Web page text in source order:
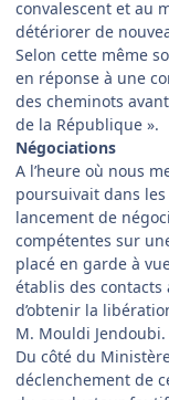
convalescent et au
détériorer de
Selon cette même
en réponse à une
des cheminots
de la République ».
Négociations
A l’heure où nous
poursuivait dans
lancement de
compétentes sur
placé en garde à
établis des contacts
d’obtenir la
M. Mouldi Jendoubi.
Du côté du
déclenchement de